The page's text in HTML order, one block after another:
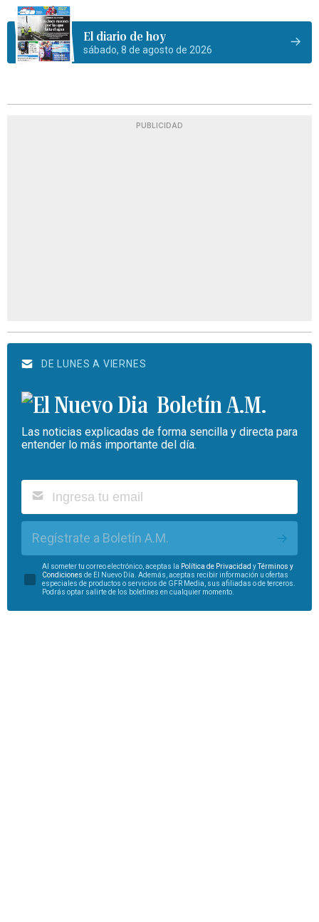
El diario de hoy
sábado, 8 de agosto de 2026
PUBLICIDAD
DE LUNES A VIERNES
Boletín A.M.
Las noticias explicadas de forma sencilla y directa para
entender lo más importante del día.
Regístrate a Boletín A.M.
Al someter tu correo electrónico, aceptas la Política de Privacidad y
Términos y
Condiciones de El Nuevo Día. Además, aceptas recibir información u ofertas
especiales de productos o servicios de GFR Media, sus afiliadas o de terceros.
Podrás optar salirte de los boletines en cualquier momento.